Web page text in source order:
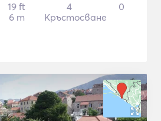
19 ft
6 m
4
Кръстосване
0